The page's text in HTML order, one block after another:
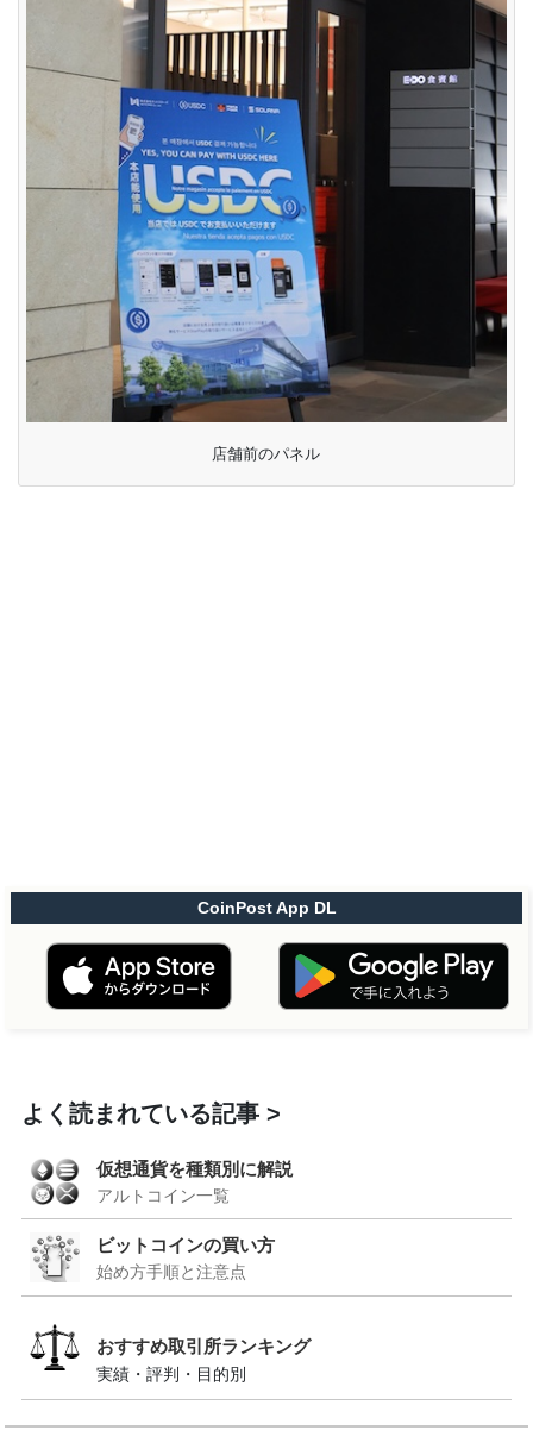
店舗前のパネル
CoinPost App DL
よく読まれている記事
仮想通貨を種類別に解説
アルトコイン一覧
ビットコインの買い方
始め方手順と注意点
おすすめ取引所ランキング
実績・評判・目的別